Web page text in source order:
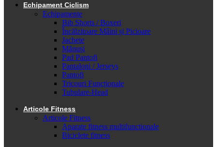
Echipament Ciclism
Echipamente
Bib Shorts / Boxeri
Încălzitoare Mâini și Picioare
Jachete
Mănuși
Pad Pantofi
Pantaloni / Jerseys
Pantofi
Tricouri Funcționale
Tubulare-Head
Articole Fitness
Articole Fitness
Aparate fitness multifunctionale
Biciclete fitness